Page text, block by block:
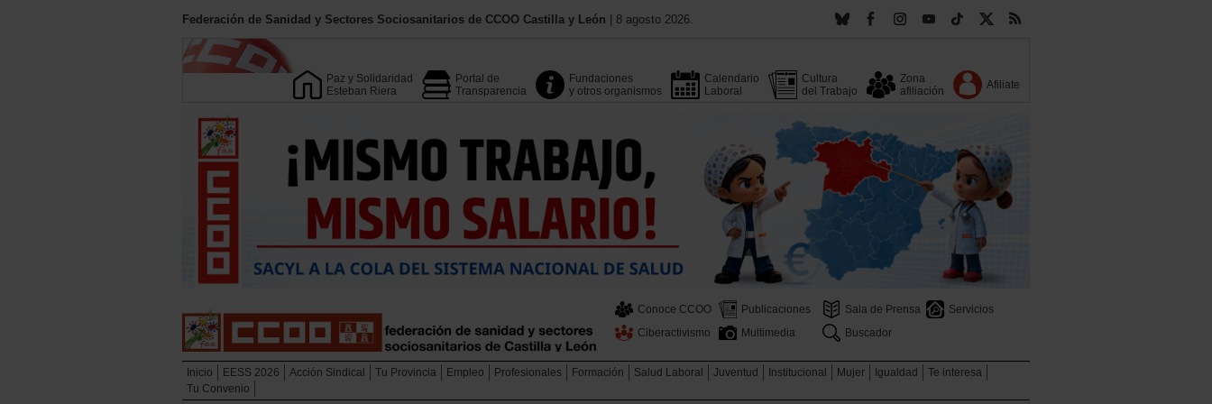
Federación de Sanidad y Sectores Sociosanitarios de CCOO Castilla y León | 8 agosto 2026.
Paz y Solidaridad
Esteban Riera
Portal de
Transparencia
Fundaciones
y otros organismos
Calendario
Laboral
Cultura
del Trabajo
Zona
afiliación
Afiliate
Conoce CCOO Publicaciones Sala de Prensa
Servicios
Ciberactivismo
Multimedia Buscador
Inicio EESS 2026 Acción Sindical Tu Provincia Empleo Profesionales Formación Salud Laboral Juventud Institucional Mujer Igualdad
Te interesa
Tu Convenio